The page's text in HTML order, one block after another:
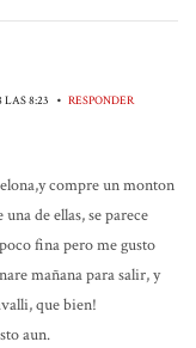
LAS 8:23 • RESPONDER
compre un monton
de ellas, se parece
fina pero me gusto
mañana para salir, y
que bien!
aun.